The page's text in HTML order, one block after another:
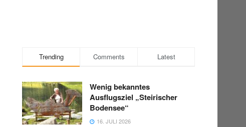
Trending Comments Latest
Wenig bekanntes
Ausflugsziel „Steirischer
Bodensee“
16. JULI 2026